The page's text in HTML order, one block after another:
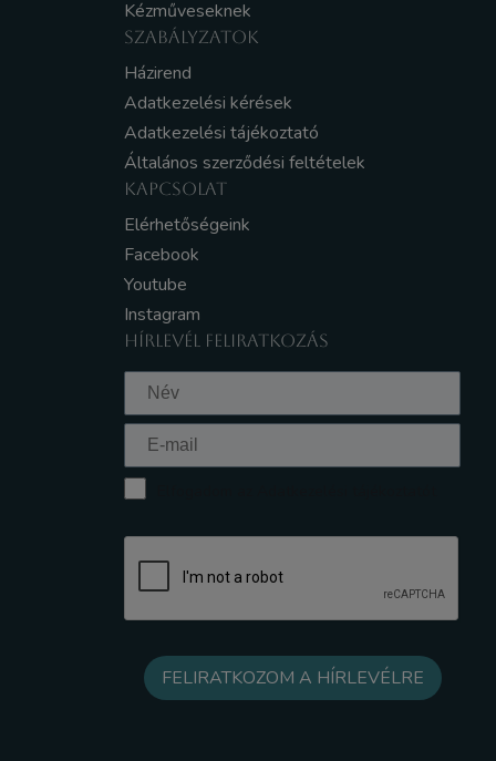
Kézműveseknek
SZABÁLYZATOK
Házirend
Adatkezelési kérések
Adatkezelési tájékoztató
Általános szerződési feltételek
KAPCSOLAT
Elérhetőségeink
Facebook
Youtube
Instagram
HÍRLEVÉL FELIRATKOZÁS